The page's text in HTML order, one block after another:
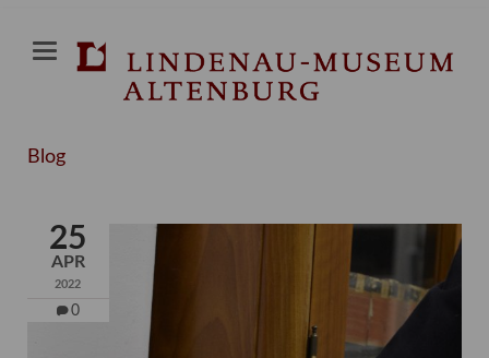
Blog
25
APR
2022
0